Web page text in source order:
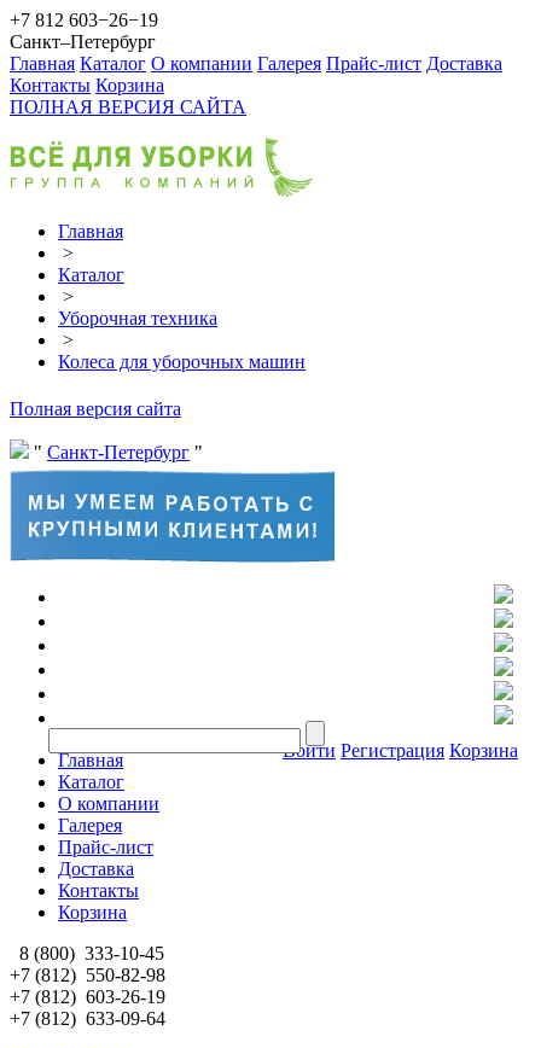
+7 812 603−26−19
Санкт–Петербург
Главная Каталог О компании Галерея Прайс-лист Доставка
Контакты Корзина
ПОЛНАЯ ВЕРСИЯ САЙТА
Главная
>
Каталог
>
Уборочная техника
>
Колеса для уборочных машин
Полная версия сайта
Санкт-Петербург
Войти Регистрация Корзина
Главная
Каталог
О компании
Галерея
Прайс-лист
Доставка
Контакты
Корзина
8 (800) 333-10-45
+7 (812) 550-82-98
+7 (812) 603-26-19
+7 (812) 633-09-64